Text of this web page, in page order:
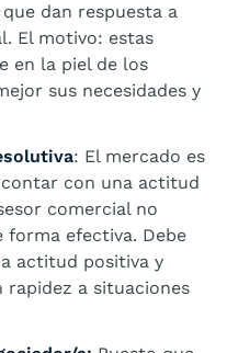
dan respuesta a
El motivo: estas
en la piel de los
sus necesidades y
: El mercado es
con una actitud
comercial no
efectiva. Debe
actitud positiva y
rapidez a situaciones